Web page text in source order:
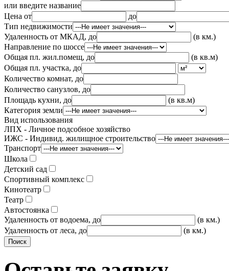
или введите название
Цена от
до
Тип недвижимости
Удаленность от МКАД, до
(в км.)
Направление по шоссе
Общая пл. жил.помещ, до
(в кв.м)
Общая пл. участка, до
Количество комнат, до
Количество санузлов, до
Площадь кухни, до
(в кв.м)
Категория земли
Вид использования
ЛПХ - Личное подсобное хозяйство
ИЖС - Индивид. жилищное строительство
Транспорт
Школа
Детский сад
Спортивный комплекс
Кинотеатр
Театр
Автостоянка
Удаленность от водоема, до
(в км.)
Удаленность от леса, до
(в км.)